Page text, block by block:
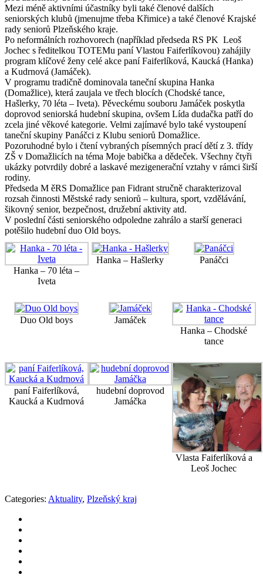
Mezi méně aktivními účastníky byli také členové dalších
seniorských klubů (jmenujme třeba Křimice) a také členové Krajské
rady seniorů Plzeňského kraje.
Po neformálních rozhovorech (například předseda RS PK Leoš
Jochec s ředitelkou TOTEMu paní Vlastou Faiferlíkovou) zahájily
program klíčové ženy celé akce paní Faiferlíková, Kaucká (Hanka)
a Kudrnová (Jamáček).
V programu tradičně dominovala taneční skupina Hanka
(Domažlice), která zaujala ve třech blocích (Chodské tance,
Hašlerky, 70 léta – Iveta). Pěveckému souboru Jamáček poskytla
doprovod seniorská hudební skupina, ovšem Lída dudačka patří do
zcela jiné věkové kategorie. Velmi zajímavé bylo také vystoupení
taneční skupiny Panáčci z Klubu seniorů Domažlice.
Pozoruhodné bylo i čtení vybraných písemných prací dětí z 3. třídy
ZŠ v Domažlicích na téma Moje babička a dědeček. Všechny čtyři
ukázky potvrdily dobré a laskavé mezigenerační vztahy v rámci širší
rodiny.
Předseda M ěRS Domažlice pan Fidrant stručně charakterizoval
rozsah činnosti Městské rady seniorů – kultura, sport, vzdělávání,
šikovný senior, bezpečnost, družební aktivity atd.
V poslední části seniorského odpoledne zahrálo a starší generaci
potěšilo hudební duo Old boys.
Hanka – 70 léta –
Iveta
Hanka – Hašlerky Panáčci
Duo Old boys
Jamáček
Hanka – Chodské
tance
paní Faiferlíková,
Kaucká a Kudrnová
hudební doprovod
Jamáčka
Vlasta Faiferlíková a
Leoš Jochec
Categories: Aktuality, Plzeňský kraj